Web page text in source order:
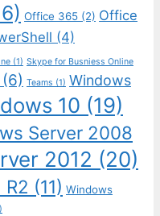
Office 365 (2) Office
(4)
(1) Skype for Busniess Online
(6) Teams (1) Windows
10 (19)
Server 2008
2012 (20)
(11) Windows